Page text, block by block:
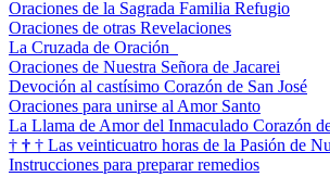
Oraciones de la Sagrada Familia Refugio
Oraciones de otras Revelaciones
La Cruzada de Oración
Oraciones de Nuestra Señora de Jacarei
Devoción al castísimo Corazón de San José
Oraciones para unirse al Amor Santo
La Llama de Amor del Inmaculado Corazón
† † † Las veinticuatro horas de la Pasión de
Instrucciones para preparar remedios